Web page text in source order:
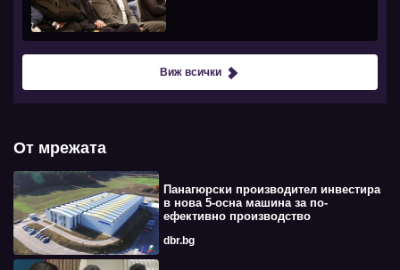
Виж всички
От мрежата
Панагюрски производител инвестира
в нова 5-осна машина за по-
ефективно производство
dbr.bg